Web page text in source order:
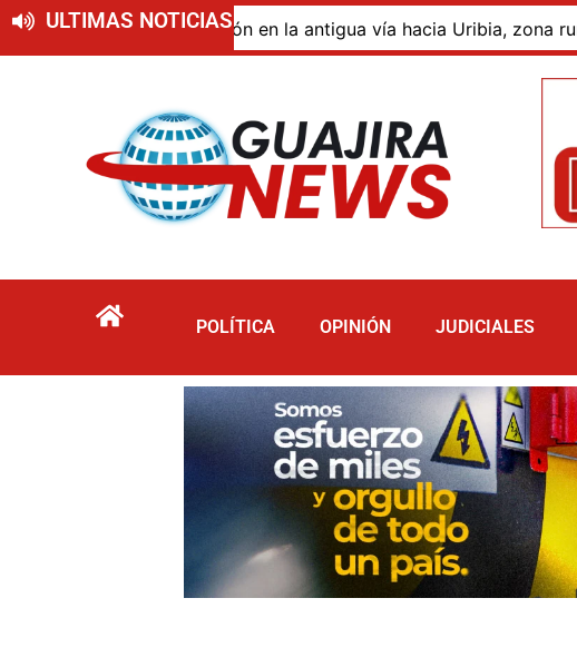
ULTIMAS NOTICIAS
de descomposición en la antigua vía hacia Uribia, zona rural de
POLÍTICA OPINIÓN JUDICIALES